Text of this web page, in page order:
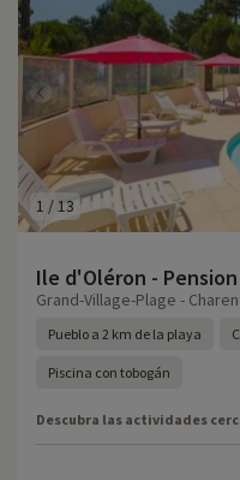
1 / 13
Ile d'Oléron - Pension
Grand-Village-Plage -
Pueblo a 2 km de la playa
Piscina con tobogán
Descubra las actividades